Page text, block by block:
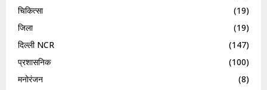
चिकित्सा
(19)
जिला
(19)
दिल्ली NCR
(147)
प्रशासनिक
(100)
मनोरंजन
(8)